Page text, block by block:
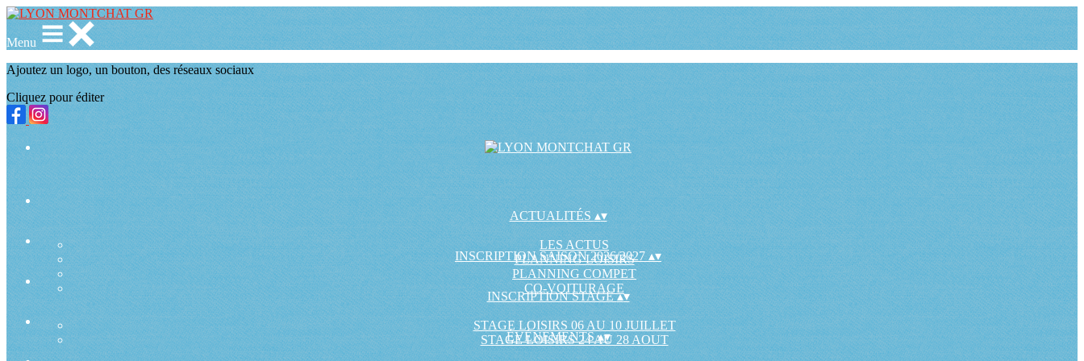
Menu
Ajoutez un logo, un bouton, des réseaux sociaux
Cliquez pour éditer
ACTUALITÉS▴▾
LES ACTUS
PLANNING LOISIRS
PLANNING COMPET
CO-VOITURAGE
INSCRIPTION SAISON 2026/2027▴▾
INSCRIPTION STAGE▴▾
STAGE LOISIRS 06 AU 10 JUILLET
STAGE LOISIRS 24 AU 28 AOUT
ÉVÉNEMENTS▴▾